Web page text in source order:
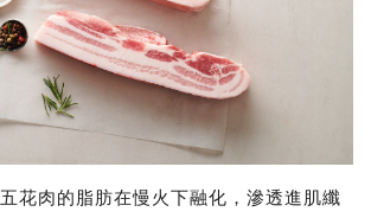
五花肉的脂肪在慢火下融化，滲透進肌纖